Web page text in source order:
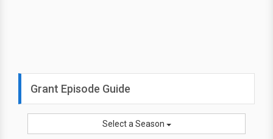
Grant Episode Guide
Select a Season